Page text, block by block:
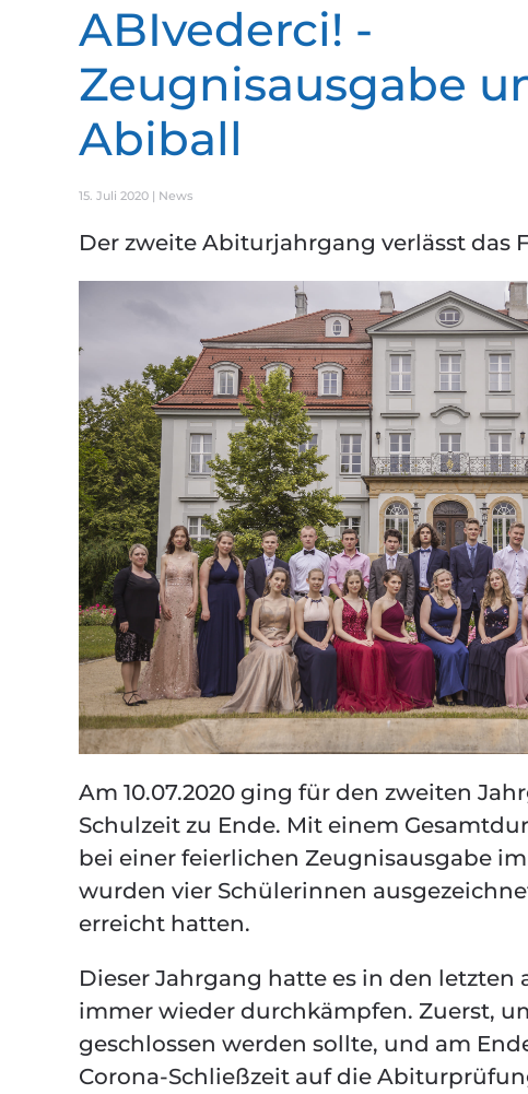
ABIvederci! -
Zeugnisausgabe
Abiball
15. Juli 2020 | News
Der zweite Abiturjahrgang verlässt das
Am 10.07.2020 ging für den zweiten
Schulzeit zu Ende. Mit einem
bei einer feierlichen Zeugnisausgabe
wurden vier Schülerinnen
erreicht hatten.
Dieser Jahrgang hatte es in den
immer wieder durchkämpfen. Zuerst,
geschlossen werden sollte, und am
Corona-Schließzeit auf die